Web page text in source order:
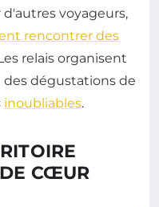
voyageurs,
rencontrer des
relais organisent
des dégustations de
inoubliables.
CŒUR